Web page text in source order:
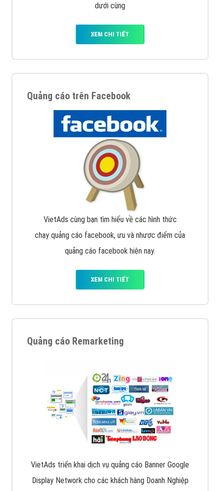
dưới cùng
XEM CHI TIẾT
Quảng cáo trên Facebook
VietAds cùng bạn tìm hiểu về các hình thức
chạy quảng cáo facebook, ưu và nhược điểm của
quảng cáo facebook hiện nay.
XEM CHI TIẾT
Quảng cáo Remarketing
VietAds triển khai dịch vụ quảng cáo Banner Google
Display Network cho các khách hàng Doanh Nghiệp